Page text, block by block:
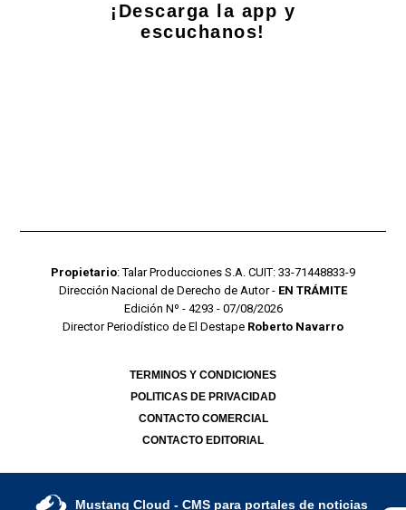
¡Descarga la app y
escuchanos!
Propietario: Talar Producciones S.A. CUIT: 33-71448833-9
Dirección Nacional de Derecho de Autor - EN TRÁMITE
Edición Nº - 4293 - 07/08/2026
Director Periodístico de El Destape Roberto Navarro
TERMINOS Y CONDICIONES
POLITICAS DE PRIVACIDAD
CONTACTO COMERCIAL
CONTACTO EDITORIAL
Mustang Cloud - CMS para portales de noticias